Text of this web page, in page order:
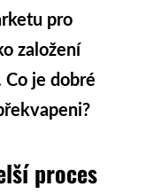
pro
založení
je dobré
proces